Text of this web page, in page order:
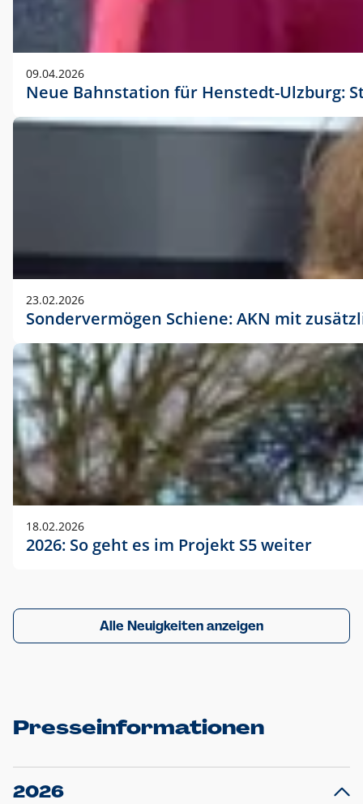
09.04.2026
Neue Bahnstation für Henstedt-Ulzburg:
23.02.2026
Sondervermögen Schiene: AKN mit
18.02.2026
2026: So geht es im Projekt S5 weiter
Alle Neuigkeiten anzeigen
Presseinformationen
2026